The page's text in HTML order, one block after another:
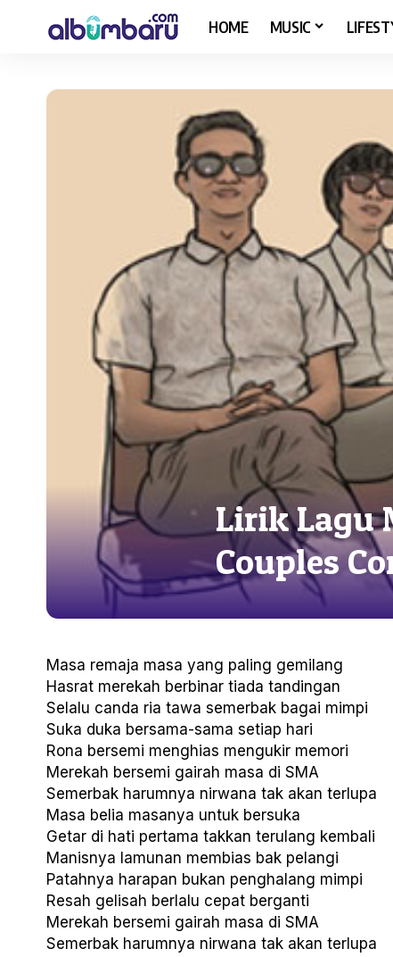
HOME MUSIC
Lirik Lagu
Couples
Masa remaja masa yang paling gemilang
Hasrat merekah berbinar tiada tandingan
Selalu canda ria tawa semerbak bagai mimpi
Suka duka bersama-sama setiap hari
Rona bersemi menghias mengukir memori
Merekah bersemi gairah masa di SMA
Semerbak harumnya nirwana tak akan terlupa
Masa belia masanya untuk bersuka
Getar di hati pertama takkan terulang kembali
Manisnya lamunan membias bak pelangi
Patahnya harapan bukan penghalang mimpi
Resah gelisah berlalu cepat berganti
Merekah bersemi gairah masa di SMA
Semerbak harumnya nirwana tak akan terlupa